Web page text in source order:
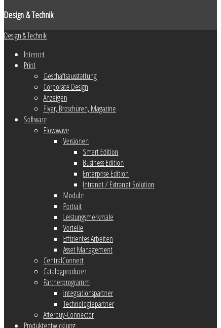
Design & Technik
Design & Technik
Internet
Print
Geschäftsausstattung
Corporate Design
Anzeigen
Flyer, Broschüren, Magazine
Software
Flowwave
Versionen
Smart Edition
Business Edition
Enterprise Edition
Intranet / Extranet Solution
Module
Portrait
Leistungsmerkmale
Vorteile
Effizientes Arbeiten
Asset Management
CentralConnect
Catalogproducer
Partnerprogramm
Integrationspartner
Technologiepartner
Afterbuy-Connector
Produktentwicklung